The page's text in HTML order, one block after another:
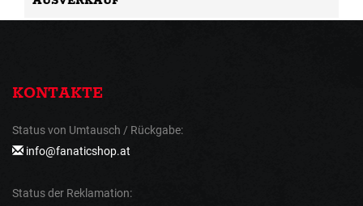
KONTAKTE
Status von Umtausch / Rückgabe:
info@fanaticshop.at
Status der Reklamation: